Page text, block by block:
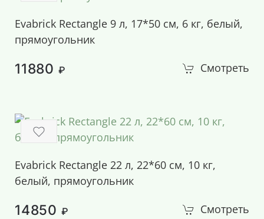
Evabrick Rectangle 9 л, 17*50 см, 6 кг, белый,
прямоугольник
11880 ₽ Смотреть
Evabrick Rectangle 22 л, 22*60 см, 10 кг,
белый, прямоугольник
14850 ₽ Смотреть